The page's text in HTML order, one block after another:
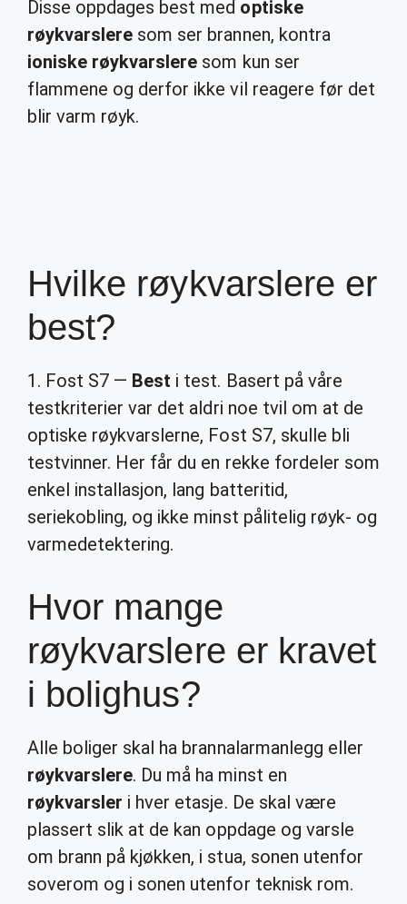
Disse oppdages best med optiske
røykvarslere som ser brannen, kontra
ioniske røykvarslere som kun ser
flammene og derfor ikke vil reagere før det
blir varm røyk.
Hvilke røykvarslere er
best?
1. Fost S7 — Best i test. Basert på våre
testkriterier var det aldri noe tvil om at de
optiske røykvarslerne, Fost S7, skulle bli
testvinner. Her får du en rekke fordeler som
enkel installasjon, lang batteritid,
seriekobling, og ikke minst pålitelig røyk- og
varmedetektering.
Hvor mange
røykvarslere er kravet
i bolighus?
Alle boliger skal ha brannalarmanlegg eller
røykvarslere. Du må ha minst en
røykvarsler i hver etasje. De skal være
plassert slik at de kan oppdage og varsle
om brann på kjøkken, i stua, sonen utenfor
soverom og i sonen utenfor teknisk rom.